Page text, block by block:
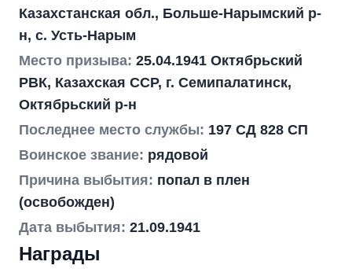
Казахстанская обл., Больше-Нарымский р-
н, с. Усть-Нарым
Место призыва: 25.04.1941 Октябрьский
РВК, Казахская ССР, г. Семипалатинск,
Октябрьский р-н
Последнее место службы: 197 СД 828 СП
Воинское звание: рядовой
Причина выбытия: попал в плен
(освобожден)
Дата выбытия: 21.09.1941
Награды